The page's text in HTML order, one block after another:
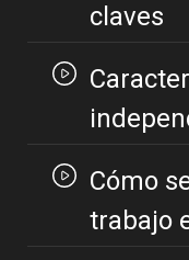
claves
Cómo
trabajo